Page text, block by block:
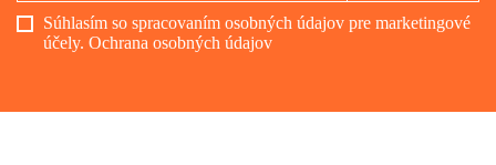
Súhlasím so spracovaním osobných údajov pre marketingové
účely. Ochrana osobných údajov